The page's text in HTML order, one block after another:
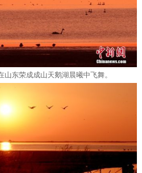
山东荣成成山天鹅湖晨曦中飞舞。